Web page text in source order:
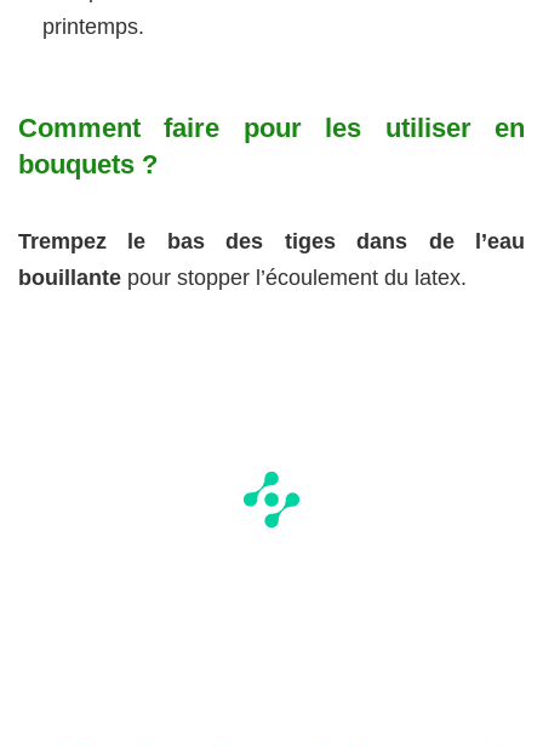
printemps.
Comment faire pour les utiliser en
bouquets ?
Trempez le bas des tiges dans de l’eau
bouillante pour stopper l’écoulement du latex.